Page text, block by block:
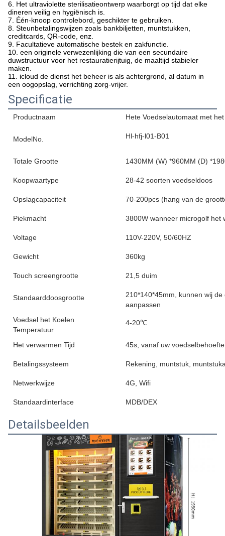
6. Het ultraviolette sterilisatieontwerp waarborgt op tijd dat elke
dineren veilig en hygiënisch is.
7. Één-knoop controlebord, geschikter te gebruiken.
8. Steunbetalingswijzen zoals bankbiljetten, muntstukken,
creditcards, QR-code, enz.
9. Facultatieve automatische bestek en zakfunctie.
10. een originele verwezenlijking die van een secundaire
duwstructuur voor het restauratierijtuig, de maaltijd stabieler
maken.
11. icloud de dienst het beheer is als achtergrond, al datum in
een oogopslag, verrichting zorg-vrijer.
Specificatie
Productnaam Hete Voedselautomaat met
ModelNo. Hl-hfj-l01-B01
Totale Grootte 1430MM (W) *960MM (D)
Koopwaartype 28-42 soorten voedseldoos
Opslagcapaciteit 70-200pcs (hang van de
Piekmacht 3800W wanneer microgolf het
Voltage 110V-220V, 50/60HZ
Gewicht 360kg
Touch screengrootte 21,5 duim
Standaarddoosgrootte
210*140*45mm, kunnen wij
aanpassen
Voedsel het Koelen
Temperatuur
4-20℃
Het verwarmen Tijd 45s, vanaf uw
Betalingssysteem Rekening, muntstuk,
Netwerkwijze 4G, Wifi
Standaardinterface MDB/DEX
Detailsbeelden